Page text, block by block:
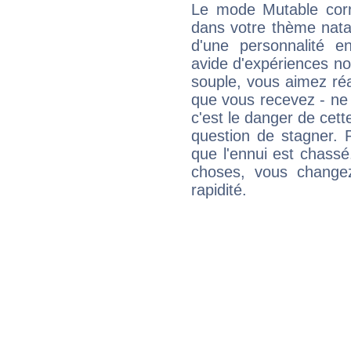
Le mode Mutable
dans votre thème
d'une personnalité
avide d'expériences
souple, vous aimez
que vous recevez -
c'est le danger de
question de stagner.
que l'ennui est
choses, vous
rapidité.